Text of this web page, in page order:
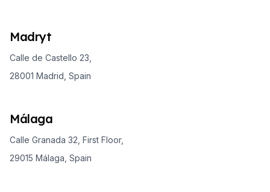
Madryt
Calle de Castello 23,
28001 Madrid, Spain
Málaga
Calle Granada 32, First Floor,
29015 Málaga, Spain